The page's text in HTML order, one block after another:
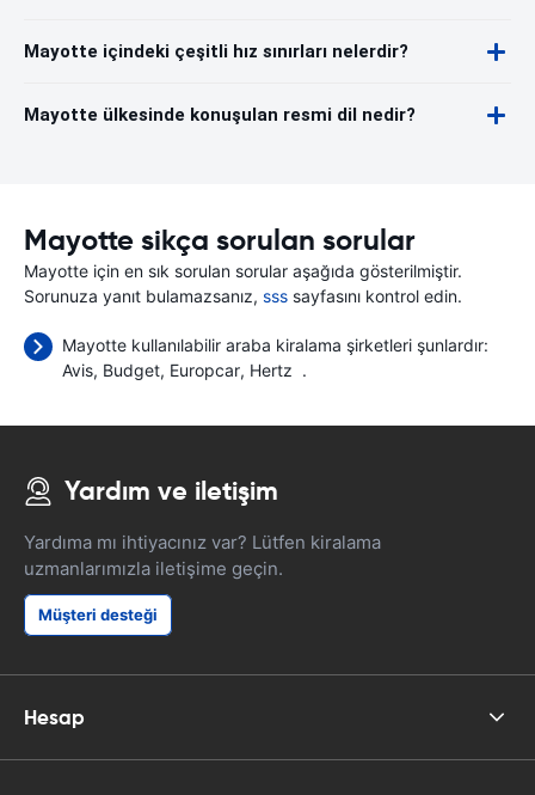
Mayotte içindeki çeşitli hız sınırları nelerdir?
Mayotte ülkesinde konuşulan resmi dil nedir?
Mayotte sikça sorulan sorular
Mayotte için en sık sorulan sorular aşağıda gösterilmiştir.
Sorunuza yanıt bulamazsanız, sss sayfasını kontrol edin.
Mayotte kullanılabilir araba kiralama şirketleri şunlardır:
Avis Budget Europcar Hertz .
Yardım ve iletişim
Yardıma mı ihtiyacınız var? Lütfen kiralama
uzmanlarımızla iletişime geçin.
Müşteri desteği
Hesap